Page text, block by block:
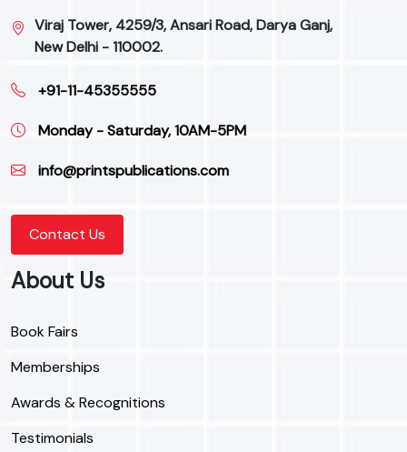
Viraj Tower, 4259/3, Ansari Road, Darya Ganj,
New Delhi - 110002.
+91-11-45355555
Monday - Saturday, 10AM-5PM
info@printspublications.com
Contact Us
About Us
Book Fairs
Memberships
Awards & Recognitions
Testimonials